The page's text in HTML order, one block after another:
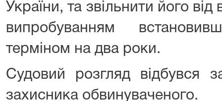
України, та звільнити його від
випробуванням
терміном на два роки.
Судовий розгляд відбувся
захисника обвинуваченого.